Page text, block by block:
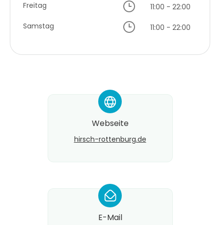
Freitag
11:00 - 22:00
Samstag
11:00 - 22:00
*
Webseite
hirsch-rottenburg.de
*
E-Mail